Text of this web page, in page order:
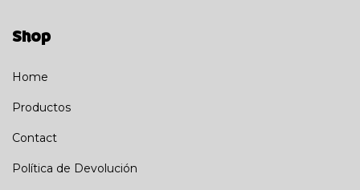
Shop
Home
Productos
Contact
Política de Devolución